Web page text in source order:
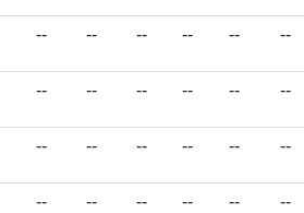
-- -- -- -- -- --
-- -- -- -- -- --
-- -- -- -- -- --
-- -- -- -- -- --